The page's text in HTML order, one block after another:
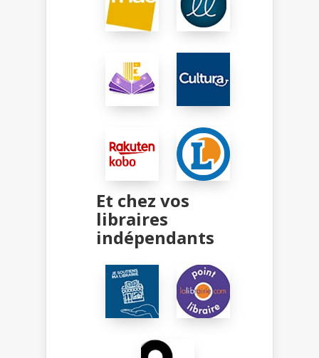
Et chez vos
libraires
indépendants